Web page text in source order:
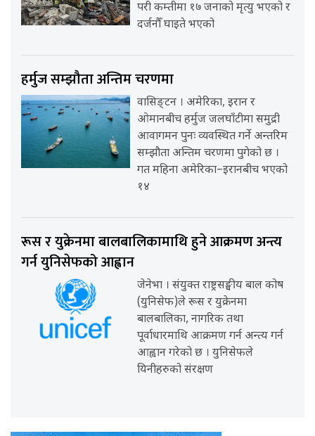
परी कम्तीमा १७ जनाको मृत्यु भएको र
दर्जनौँ घाइते भएको
हर्मुज सम्झौता अन्तिम चरणमा
वासिङ्टन । अमेरिका, इरान र
ओमानबीच हर्मुज जलघाँटीमा समुद्री
आवागमन पुनः व्यवस्थित गर्ने अन्तरिम
सम्झौता अन्तिम चरणमा पुगेको छ ।
गत महिना अमेरिका–इरानबीच भएको
१४
रूस र युक्रेनमा बालबालिकामाथि हुने आक्रमण अन्त्य
गर्न युनिसेफको आह्वान
जेनेभा । संयुक्त राष्ट्रसङ्घीय बाल कोष
(युनिसेफ)ले रूस र युक्रेनमा
बालबालिका, नागरिक तथा
पूर्वाधारमाथि आक्रमण गर्न अन्त्य गर्न
आह्वान गरेको छ । युनिसेफले
यिनीहरुको संरक्षण